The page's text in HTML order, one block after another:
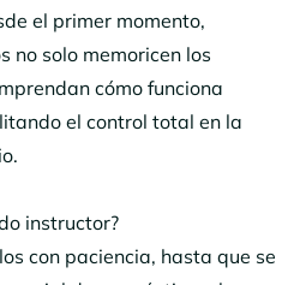
el primer momento,
no solo memoricen los
cómo funciona
el control total en la
instructor?
con paciencia, hasta que se